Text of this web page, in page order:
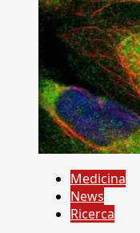
Medicina
News
Ricerca